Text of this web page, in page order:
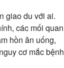
giao du với ai.
các mối quan
hồn ăn uống,
cơ mắc bệnh